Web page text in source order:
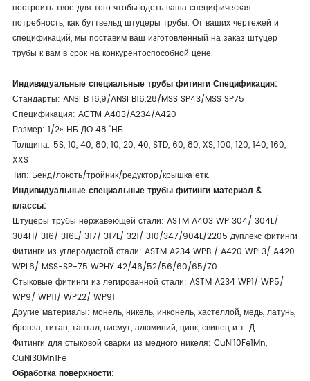
построить твое для того чтобы одеть ваша специфическая
потребность, как буттвельд штуцеры трубы. От ваших чертежей и
спецификаций, мы поставим ваш изготовленный на заказ штуцер
трубы к вам в срок на конкурентоспособной цене.
Индивидуальные специальные трубы фитинги Спецификация:
Стандарты: ANSI B 16,9/ANSI B16.28/MSS SP43/MSS SP75
Спецификация: АСТМ А403/А234/А420
Размер: 1/2» НБ ДО 48 "НБ
Толщина: 5S, 10, 40, 80, 10, 20, 40, STD, 60, 80, XS, 100, 120, 140, 160,
XXS
Тип: Бенд/локоть/тройник/редуктор/крышка етк.
Индивидуальные специальные трубы фитинги материал &
классы:
Штуцеры трубы нержавеющей стали: ASTM A403 WP 304/ 304L/
304H/ 316/ 316L/ 317/ 317L/ 321/ 310/347/904L/2205 дуплекс фитинги
Фитинги из углеродистой стали: ASTM A234 WPB / A420 WPL3/ A420
WPL6/ MSS-SP-75 WPHY 42/46/52/56/60/65/70
Стыковые фитинги из легированной стали: ASTM A234 WP1/ WP5/
WP9/ WP11/ WP22/ WP91
Другие материалы: монель, никель, инконель, хастеллой, медь, латунь,
бронза, титан, тантал, висмут, алюминий, цинк, свинец и т. Д.
Фитинги для стыковой сварки из медного никеля: CuNi10Fe1Mn,
CuNi30Mn1Fe
Обработка поверхности: